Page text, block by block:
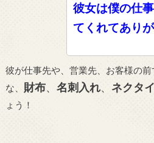
彼女は僕の仕
てくれてあり
彼が仕事先や、営業先、お客様の
な、 財布、 名刺入れ、 ネクタイ
ょう！